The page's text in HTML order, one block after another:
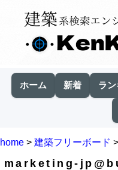
ホーム 新着 ラ
home > 建築フリーボード >
marketing-